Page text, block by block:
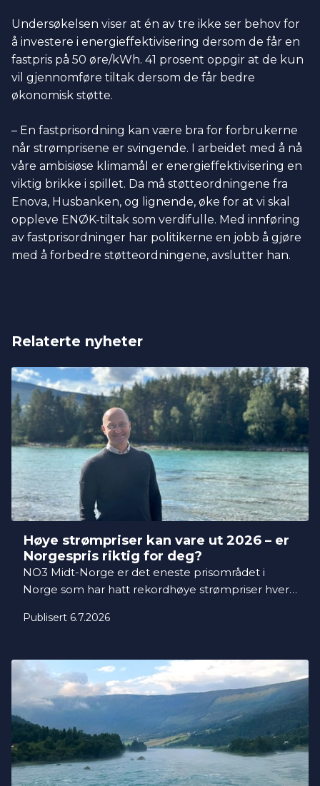
Undersøkelsen viser at én av tre ikke ser behov for
å investere i energieffektivisering dersom de får en
fastpris på 50 øre/kWh. 41 prosent oppgir at de kun
vil gjennomføre tiltak dersom de får bedre
økonomisk støtte.
– En fastprisordning kan være bra for forbrukerne
når strømprisene er svingende. I arbeidet med å nå
våre ambisiøse klimamål er energieffektivisering en
viktig brikke i spillet. Da må støtteordningene fra
Enova, Husbanken, og lignende, øke for at vi skal
oppleve ENØK-tiltak som verdifulle. Med innføring
av fastprisordninger har politikerne en jobb å gjøre
med å forbedre støtteordningene, avslutter han.
Relaterte nyheter
Høye strømpriser kan vare ut 2026 – er
Norgespris riktig for deg?
NO3 Midt-Norge er det eneste prisområdet i
Norge som har hatt rekordhøye strømpriser hver
de ti siste årene. Samtidig har bare rundt 23
Nå forventer markedet at prisene holder seg høye
ut 2026.
Publisert 6.7.2026